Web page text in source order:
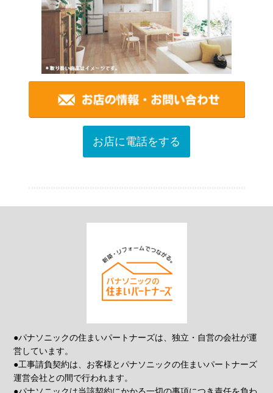
お店に電話をする
●パナソニックの住まいパートナーズは、独立・自営の会社が運
営しています。
●工事請負契約は、お客様とパナソニックの住まいパートナーズ
運営会社との間で行われます。
●パナソニックは当該契約にかかる一切の事項につき責任を負わ